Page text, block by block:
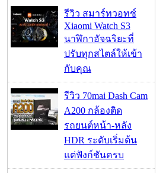
รีวิว สมาร์ทวอทช์
Xiaomi Watch S3
นาฬิกาอัจฉริยะที่
ปรับทุกสไตล์ให้เข้า
กับคุณ
รีวิว 70mai Dash Cam
A200 กล้องติด
รถยนต์หน้า-หลัง
HDR ระดับเริ่มต้น
แต่ฟังก์ชันครบ